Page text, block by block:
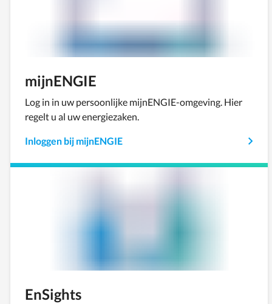
mijnENGIE
Log in in uw persoonlijke mijnENGIE-omgeving. Hier
regelt u al uw energiezaken.
Inloggen bij mijnENGIE
EnSights